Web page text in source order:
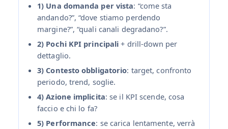
1) Una domanda per vista: “come sta
andando?”, “dove stiamo perdendo
margine?”, “quali canali degradano?”.
2) Pochi KPI principali + drill‑down per
dettaglio.
3) Contesto obbligatorio: target, confronto
periodo, trend, soglie.
4) Azione implicita: se il KPI scende, cosa
faccio e chi lo fa?
5) Performance: se carica lentamente, verrà